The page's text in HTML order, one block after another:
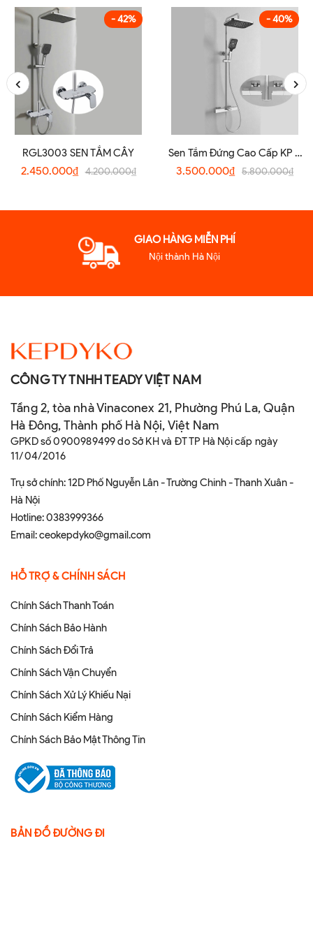
- 42%
RGL3003 SEN TẮM CÂY
2.450.000₫ 4.200.000₫
- 40%
Sen Tắm Đứng Cao Cấp KP –
8659TM
3.500.000₫ 5.800.000₫
GIAO HÀNG MIỄN PHÍ
Nội thành Hà Nội
CÔNG TY TNHH TEADY VIỆT NAM
Tầng 2, tòa nhà Vinaconex 21, Phường Phú La, Quận
Hà Đông, Thành phố Hà Nội, Việt Nam
GPKD số 0900989499 do Sở KH và ĐT TP Hà Nội cấp ngày
11/04/2016
Trụ sở chính: 12D Phố Nguyễn Lân - Trường Chinh - Thanh Xuân -
Hà Nội
Hotline:0383999366
Email:ceokepdyko@gmail.com
HỖ TRỢ & CHÍNH SÁCH
Chính Sách Thanh Toán
Chính Sách Bảo Hành
Chính Sách Đổi Trả
Chính Sách Vận Chuyển
Chính Sách Xử Lý Khiếu Nại
Chính Sách Kiểm Hàng
Chính Sách Bảo Mật Thông Tin
BẢN ĐỒ ĐƯỜNG ĐI